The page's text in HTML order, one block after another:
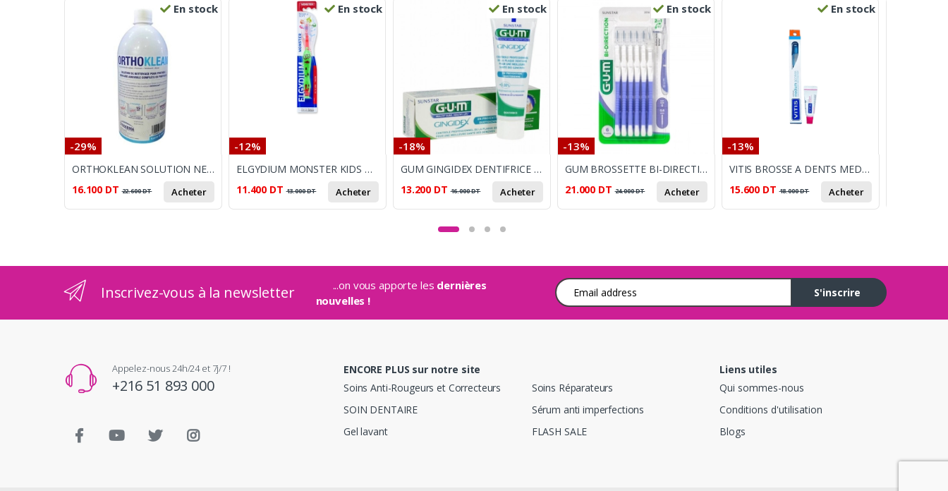
En stock
-29%
ORTHOKLEAN SOLUTION NETTOYAGE PROTHÈSE DENTAIRE 1000 ML
16.100 DT 22.600DT Acheter
En stock
-12%
ELGYDIUM MONSTER KIDS BROSSE A DENTS SOUPLE 2/6 ANS
11.400 DT 13.000DT Acheter
En stock
-18%
GUM GINGIDEX DENTIFRICE 75ML
13.200 DT 16.000DT Acheter
En stock
-13%
GUM BROSSETTE BI-DIRECTION 0.6mm
21.000 DT 24.000DT Acheter
En stock
-13%
VITIS BROSSE A DENTS MEDIUM
15.600 DT 18.000DT Acheter
Inscrivez-vous à la newsletter ...on vous apporte les dernières
nouvelles !
Adresse e-mail
S'inscrire
Appelez-nous 24h/24 et 7j/7 !
+216 51 893 000
ENCORE PLUS sur notre site
Soins Anti-Rougeurs et Correcteurs
SOIN DENTAIRE
Gel lavant
Soins Réparateurs
Sérum anti imperfections
FLASH SALE
Liens utiles
Qui sommes-nous
Conditions d'utilisation
Blogs